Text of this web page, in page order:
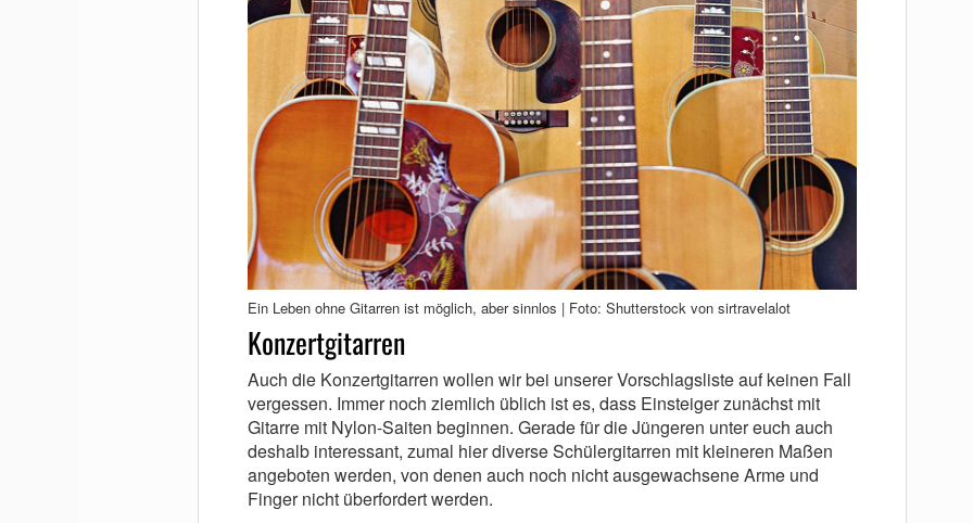
Ein Leben ohne Gitarren ist möglich, aber sinnlos | Foto: Shutterstock von sirtravelalot
Konzertgitarren
Auch die Konzertgitarren wollen wir bei unserer Vorschlagsliste auf keinen Fall
vergessen. Immer noch ziemlich üblich ist es, dass Einsteiger zunächst mit
Gitarre mit Nylon-Saiten beginnen. Gerade für die Jüngeren unter euch auch
deshalb interessant, zumal hier diverse Schülergitarren mit kleineren Maßen
angeboten werden, von denen auch noch nicht ausgewachsene Arme und
Finger nicht überfordert werden.